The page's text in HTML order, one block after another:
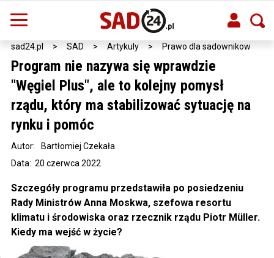
sad24.pl > SAD > Artykuly > Prawo dla sadownikow
Program nie nazywa się wprawdzie
"Węgiel Plus", ale to kolejny pomysł
rządu, który ma stabilizować sytuację na
rynku i pomóc
Data: 20 czerwca 2022
Autor: Bartłomiej Czekała
Szczegóły programu przedstawiła po posiedzeniu
Rady Ministrów Anna Moskwa, szefowa resortu
klimatu i środowiska oraz rzecznik rządu Piotr Müller.
Kiedy ma wejść w życie?